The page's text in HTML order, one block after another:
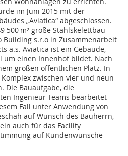
im Juni 2015 mit der
„Aviatica“ abgeschlossen.
500 m² große Stahlskelettbau
Building s.r.o in Zusammenarbeit
a.s. Aviatica ist ein Gebäude,
um einen Innenhof bildet. Nach
großen öffentlichen Platz. In
zwischen vier und neun
Die Bauaufgabe, die
Ingenieur-Teams bearbeitet
Fall unter Anwendung von
auf Wunsch des Bauherrn,
auch für das Facility
auf Kundenwünsche